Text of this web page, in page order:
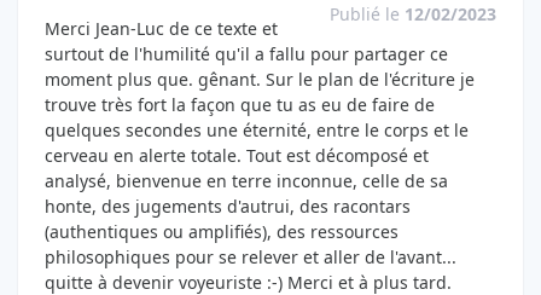
Publié le 12/02/2023
Merci Jean-Luc de ce texte et
surtout de l'humilité qu'il a fallu pour partager ce
moment plus que. gênant. Sur le plan de l'écriture je
trouve très fort la façon que tu as eu de faire de
quelques secondes une éternité, entre le corps et le
cerveau en alerte totale. Tout est décomposé et
analysé, bienvenue en terre inconnue, celle de sa
honte, des jugements d'autrui, des racontars
(authentiques ou amplifiés), des ressources
philosophiques pour se relever et aller de l'avant...
quitte à devenir voyeuriste :-) Merci et à plus tard.